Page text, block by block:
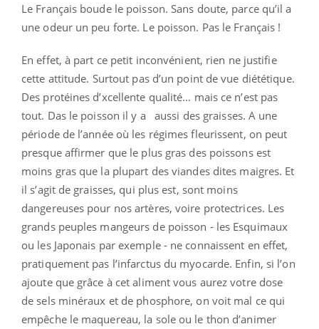
Le Français boude le poisson. Sans doute, parce qu’il a
une odeur un peu forte. Le poisson. Pas le Français !
En effet, à part ce petit inconvénient, rien ne justifie
cette attitude. Surtout pas d’un point de vue diététique.
Des protéines d’xcellente qualité… mais ce n’est pas
tout. Das le poisson il y a aussi des graisses. A une
période de l’année où les régimes fleurissent, on peut
presque affirmer que le plus gras des poissons est
moins gras que la plupart des viandes dites maigres. Et
il s’agit de graisses, qui plus est, sont moins
dangereuses pour nos artères, voire protectrices. Les
grands peuples mangeurs de poisson - les Esquimaux
ou les Japonais par exemple - ne connaissent en effet,
pratiquement pas l’infarctus du myocarde. Enfin, si l’on
ajoute que grâce à cet aliment vous aurez votre dose
de sels minéraux et de phosphore, on voit mal ce qui
empêche le maquereau, la sole ou le thon d’animer